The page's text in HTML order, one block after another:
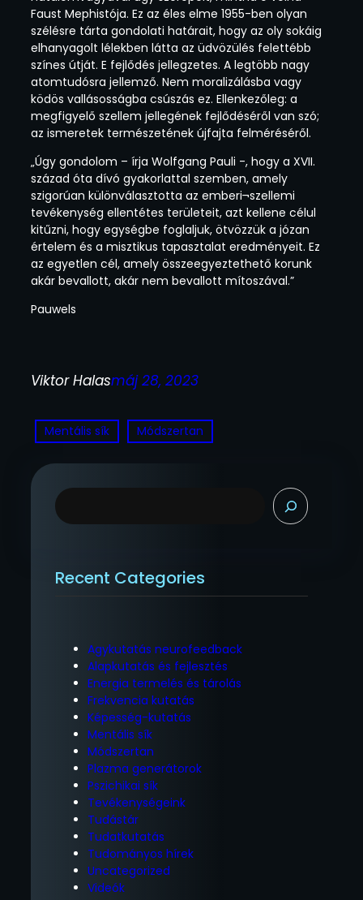
Faust Mephistója. Ez az éles elme 1955-ben olyan
szélésre tárta gondolati határait, hogy az oly sokáig
elhanyagolt lélekben látta az üdvözülés felettébb
színes útját. E fejlődés jellegzetes. A legtöbb nagy
atomtudósra jellemző. Nem moralizálásba vagy
ködös vallásosságba csúszás ez. Ellenkezőleg: a
megfigyelő szellem jellegének fejlődéséről van szó;
az ismeretek természetének újfajta felméréséről.
„Úgy gondolom – írja Wolfgang Pauli -, hogy a XVII.
század óta dívó gyakorlattal szemben, amely
szigorúan különválasztotta az emberi¬szellemi
tevékenység ellentétes területeit, azt kellene célul
kitűzni, hogy egységbe foglaljuk, ötvözzük a józan
értelem és a misztikus tapasztalat eredményeit. Ez
az egyetlen cél, amely összeegyeztethető korunk
akár bevallott, akár nem bevallott mítoszával.”
Pauwels
Viktor Halasmáj 28, 2023
Mentális sík Módszertan
K
e
é
Recent Categories
Agykutatás neurofeedback
Alapkutatás és fejlesztés
Energia termelés és tárolás
Frekvencia kutatás
Képesség-kutatás
Mentális sík
Módszertan
Plazma generátorok
Pszichikai sík
Tevékenységeink
Tudástár
Tudatkutatás
Tudományos hírek
Uncategorized
Videók